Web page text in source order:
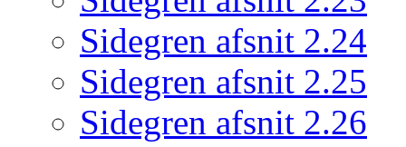
Sidegren afsnit 2.24
Sidegren afsnit 2.25
Sidegren afsnit 2.26